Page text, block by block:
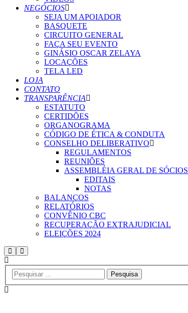
NEGÓCIOS
SEJA UM APOIADOR
BASQUETE
CIRCUITO GENERAL
FAÇA SEU EVENTO
GINÁSIO OSCAR ZELAYA
LOCAÇÕES
TELA LED
LOJA
CONTATO
TRANSPARÊNCIA
ESTATUTO
CERTIDÕES
ORGANOGRAMA
CÓDIGO DE ÉTICA & CONDUTA
CONSELHO DELIBERATIVO
REGULAMENTOS
REUNIÕES
ASSEMBLÉIA GERAL DE SÓCIOS
EDITAIS
NOTAS
BALANÇOS
RELATÓRIOS
CONVÊNIO CBC
RECUPERAÇÃO EXTRAJUDICIAL
ELEIÇÕES 2024